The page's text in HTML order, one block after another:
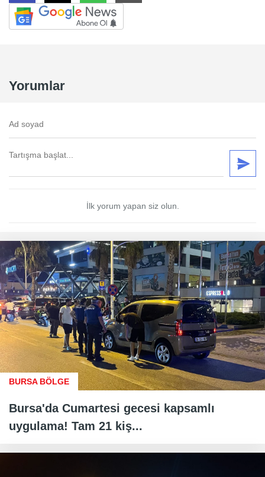
Yorumlar
İlk yorum yapan siz olun.
BURSA BÖLGE
Bursa'da Cumartesi gecesi kapsamlı
uygulama! Tam 21 kiş...